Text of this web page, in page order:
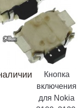
6080, 6101,
6103,...
Кнопка
включения
для Nokia